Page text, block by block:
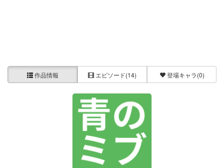
作品情報 エピソード(14) 登場キャラ(0)